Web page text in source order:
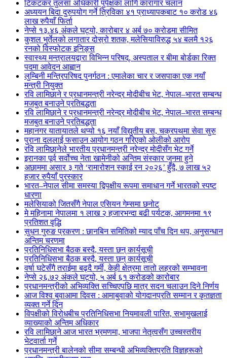
टिकटकर तुलसा अधिकारी पुर्पक्षका लागि कारागार चलान
अध्ययन बिदा दुरुपयोग गर्ने त्रिविका ४१ प्राध्यापकबाट १० करोड ४६
लाख रुपैयाँ फिर्ता
नेप्से १३.४६ अंकले घट्यो, कारोबार ४ अर्ब ७० करोडमा सीमित
कुशल भुर्तेलको लगातार दोस्रो शतक, मलेसियाविरुद्ध ५४ बलमै १२६
रनको विस्फोटक इनिङ्स
स्वास्थ्य मन्त्रालयद्वारा विभिन्न परिषद्, अस्पताल र बीमा बोर्डका रिक्त
पदमा आवेदन आह्वान
लुम्बिनी मन्त्रिपरिषद पुनर्गठन : एमालेका चार र जसपाका एक नयाँ
मन्त्री नियुक्त
रवि लामिछाने र प्रधानमन्त्री नरेन्द्र मोदीबीच भेट, नेपाल–भारत सम्बन्ध
मजबुत बनाउने प्रतिबद्धता
रवि लामिछाने र प्रधानमन्त्री नरेन्द्र मोदीबीच भेट, नेपाल–भारत सम्बन्ध
मजबुत बनाउने प्रतिबद्धता
महानगर यातायातले थप्यो १६ नयाँ विद्युतीय बस, चक्रपथमा सेवा सुरु
पुराना दललाई फसाउन आयोग गठन गरिएको ओलीको आरोप
रवि लामिछानेले भारतीय प्रधानमन्त्री नरेन्द्र मोदीसँग भेट गर्ने
इरानका पूर्व सर्वोच्च नेता खामेनीको अन्तिम संस्कार जुनमा हुने
अछाममा असार ३ गते ‘रामारोशन स्काई रन २०२६’ हुँदै, ७ लाख ५२
हजार रुपैयाँ पुरस्कार
भारत–नेपाल सीमा समस्या द्विपक्षीय रूपमा समाधान गर्ने भारतको स्पष्ट
धारणा
मलेसियाको जितसँगै नेपाल एसियन गेम्समा छनोट
मे महिनामा नेपालमा १ लाख २ हजारभन्दा बढी पर्यटक, आगमनमा १९
प्रतिशत वृद्धि
सुधन गुरुङ प्रकरण : छानबिन समितिको म्याद पाँच दिन थप, अनुसन्धान
अन्तिम चरणमा
प्रतिनिधिसभा बैठक बस्दै, यस्ता छन् कार्यसूची
प्रतिनिधिसभा बैठक बस्दै, यस्ता छन् कार्यसूची
वर्षा घटेसँगै तराईमा बढ्दै गर्मी, केही क्षेत्रमा तातो लहरको सम्भावना
नेप्से २६.७२ अंकले घट्यो, ५ अर्ब ६१ करोडको कारोबार
प्रधानमन्त्रीको अभिव्यक्ति सच्चिएपछि मात्र सदन चलाउन दिने निर्णय
आज विश्व बुवाआमा दिवस : आमाबुवाको योगदानप्रति सम्मान र कृतज्ञता
व्यक्त गर्ने दिन
विपक्षीको विरोधबीच प्रतिनिधिसभा नियमावली पारित, सभामुखलाई
व्याख्याको अन्तिम अधिकार
रवि लामिछाने आज भारत भ्रमणमा, भाजपा नेतृत्वसँग उच्चस्तरीय
भेटवार्ता गर्ने
प्रधानमन्त्री बालेनको सीमा सम्बन्धी अभिव्यक्तिप्रति विज्ञहरूको